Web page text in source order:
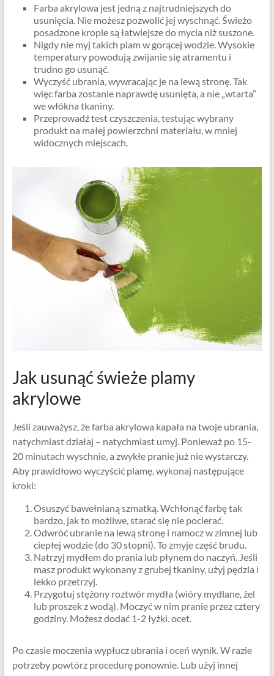
Farba akrylowa jest jedną z najtrudniejszych do
usunięcia. Nie możesz pozwolić jej wyschnąć. Świeżo
posadzone krople są łatwiejsze do mycia niż suszone.
Nigdy nie myj takich plam w gorącej wodzie. Wysokie
temperatury powodują zwijanie się atramentu i
trudno go usunąć.
Wyczyść ubrania, wywracając je na lewą stronę. Tak
więc farba zostanie naprawdę usunięta, a nie „wtarta”
we włókna tkaniny.
Przeprowadź test czyszczenia, testując wybrany
produkt na małej powierzchni materiału, w mniej
widocznych miejscach.
Jak usunąć świeże plamy
akrylowe
Jeśli zauważysz, że farba akrylowa kapała na twoje ubrania,
natychmiast działaj – natychmiast umyj. Ponieważ po 15-
20 minutach wyschnie, a zwykłe pranie już nie wystarczy.
Aby prawidłowo wyczyścić plamę, wykonaj następujące
kroki:
Osuszyć bawełnianą szmatką. Wchłonąć farbę tak
bardzo, jak to możliwe, starać się nie pocierać.
Odwróć ubranie na lewą stronę i namocz w zimnej lub
ciepłej wodzie (do 30 stopni). To zmyje część brudu.
Natrzyj mydłem do prania lub płynem do naczyń. Jeśli
masz produkt wykonany z grubej tkaniny, użyj pędzla i
lekko przetrzyj.
Przygotuj stężony roztwór mydła (wióry mydlane, żel
lub proszek z wodą). Moczyć w nim pranie przez cztery
godziny. Możesz dodać 1-2 łyżki. ocet.
Po czasie moczenia wypłucz ubrania i oceń wynik. W razie
potrzeby powtórz procedurę ponownie. Lub użyj innej